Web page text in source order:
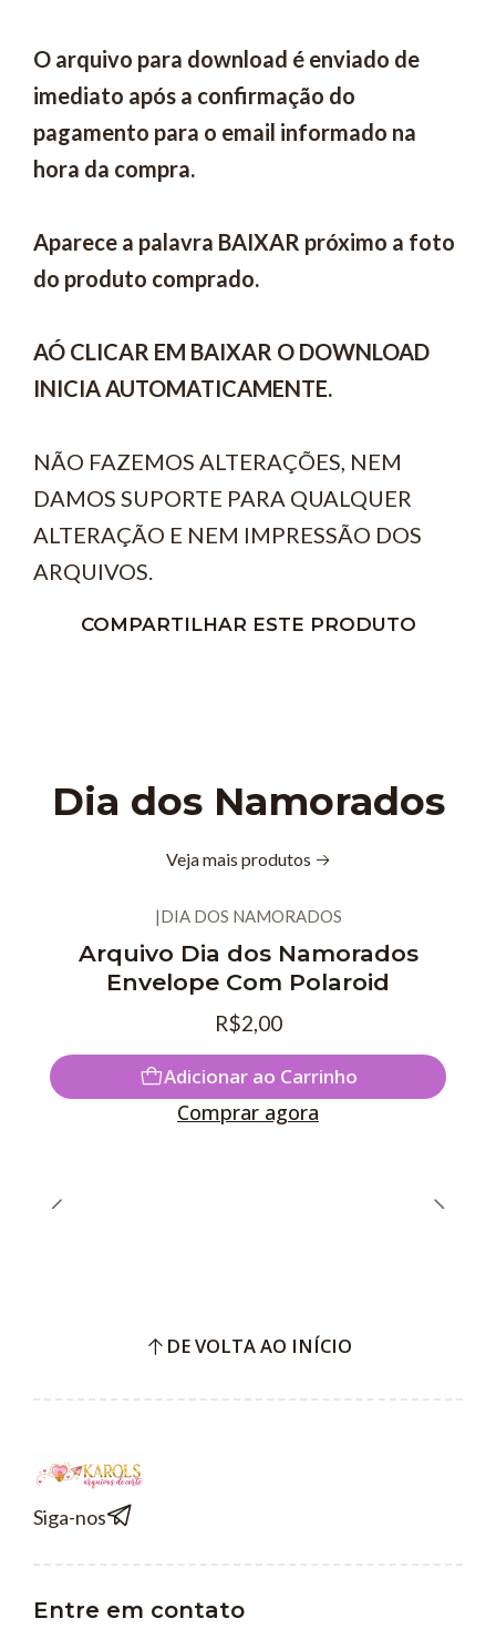
O arquivo para download é enviado de
imediato após a confirmação do
pagamento para o email informado na
hora da compra.
Aparece a palavra BAIXAR próximo a foto
do produto comprado.
AÓ CLICAR EM BAIXAR O DOWNLOAD
INICIA AUTOMATICAMENTE.
NÃO FAZEMOS ALTERAÇÕES, NEM
DAMOS SUPORTE PARA QUALQUER
ALTERAÇÃO E NEM IMPRESSÃO DOS
ARQUIVOS.
COMPARTILHAR ESTE PRODUTO
Dia dos Namorados
Veja mais produtos
|DIA DOS NAMORADOS
Arquivo Dia dos Namorados
Envelope Com Polaroid
R$2,00
Adicionar ao Carrinho
Comprar agora
DE VOLTA AO INÍCIO
Siga-nos
Entre em contato